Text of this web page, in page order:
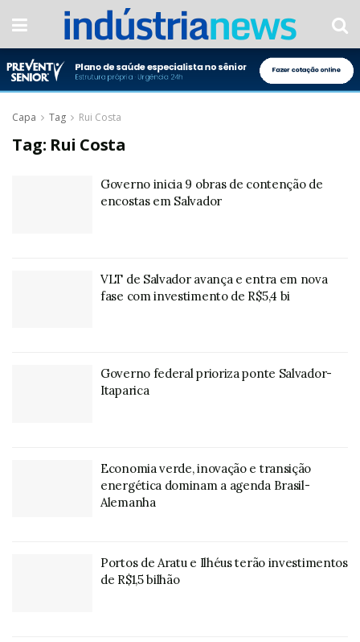
Capa Tag Rui Costa
Tag: Rui Costa
Governo inicia 9 obras de contenção de
encostas em Salvador
VLT de Salvador avança e entra em nova
fase com investimento de R$5,4 bi
Governo federal prioriza ponte Salvador-
Itaparica
Economia verde, inovação e transição
energética dominam a agenda Brasil-
Alemanha
Portos de Aratu e Ilhéus terão investimentos
de R$1,5 bilhão